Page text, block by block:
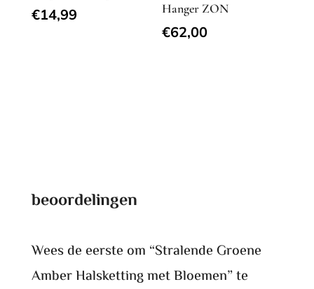
€14,99
Hanger ZON
€62,00
beoordelingen
Wees de eerste om “Stralende Groene
Amber Halsketting met Bloemen” te